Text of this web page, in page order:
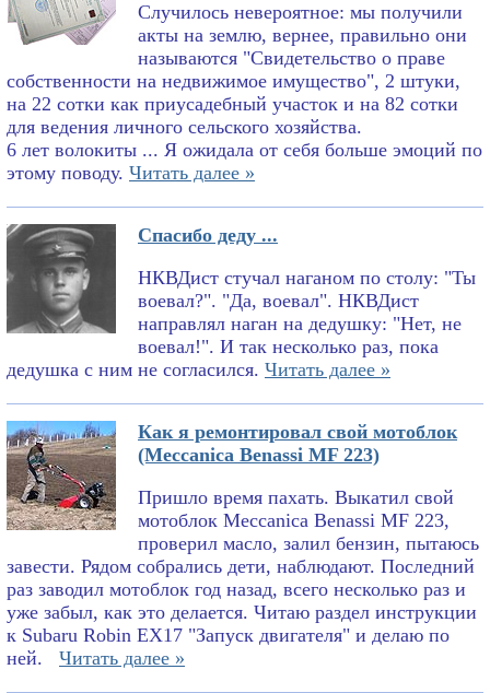
Случилось невероятное: мы получили
акты на землю, вернее, правильно они
называются "Свидетельство о праве
собственности на недвижимое имущество", 2 штуки,
на 22 сотки как приусадебный участок и на 82 сотки
для ведения личного сельского хозяйства.
6 лет волокиты ... Я ожидала от себя больше эмоций по
этому поводу. Читать далее »
Спасибо деду ...
НКВДист стучал наганом по столу: "Ты
воевал?". "Да, воевал". НКВДист
направлял наган на дедушку: "Нет, не
воевал!". И так несколько раз, пока
дедушка с ним не согласился. Читать далее »
Как я ремонтировал свой мотоблок
(Meccanica Benassi MF 223)
Пришло время пахать. Выкатил свой
мотоблок Meccanica Benassi MF 223,
проверил масло, залил бензин, пытаюсь
завести. Рядом собрались дети, наблюдают. Последний
раз заводил мотоблок год назад, всего несколько раз и
уже забыл, как это делается. Читаю раздел инструкции
к Subaru Robin EX17 "Запуск двигателя" и делаю по
ней.
Читать далее »